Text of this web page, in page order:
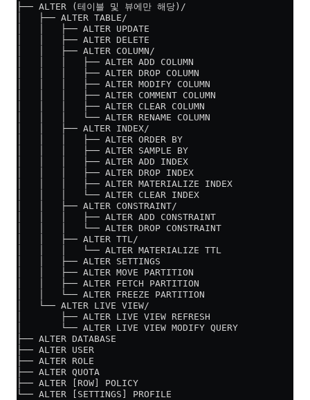
├── ALTER (테이블 및 뷰에만 해당)/
│   ├── ALTER TABLE/
│   │   ├── ALTER UPDATE
│   │   ├── ALTER DELETE
│   │   ├── ALTER COLUMN/
│   │   │   ├── ALTER ADD COLUMN
│   │   │   ├── ALTER DROP COLUMN
│   │   │   ├── ALTER MODIFY COLUMN
│   │   │   ├── ALTER COMMENT COLUMN
│   │   │   ├── ALTER CLEAR COLUMN
│   │   │   └── ALTER RENAME COLUMN
│   │   ├── ALTER INDEX/
│   │   │   ├── ALTER ORDER BY
│   │   │   ├── ALTER SAMPLE BY
│   │   │   ├── ALTER ADD INDEX
│   │   │   ├── ALTER DROP INDEX
│   │   │   ├── ALTER MATERIALIZE INDEX
│   │   │   └── ALTER CLEAR INDEX
│   │   ├── ALTER CONSTRAINT/
│   │   │   ├── ALTER ADD CONSTRAINT
│   │   │   └── ALTER DROP CONSTRAINT
│   │   ├── ALTER TTL/
│   │   │   └── ALTER MATERIALIZE TTL
│   │   ├── ALTER SETTINGS
│   │   ├── ALTER MOVE PARTITION
│   │   ├── ALTER FETCH PARTITION
│   │   └── ALTER FREEZE PARTITION
│   └── ALTER LIVE VIEW/
│       ├── ALTER LIVE VIEW REFRESH
│       └── ALTER LIVE VIEW MODIFY QUERY
├── ALTER DATABASE
├── ALTER USER
├── ALTER ROLE
├── ALTER QUOTA
├── ALTER [ROW] POLICY
└── ALTER [SETTINGS] PROFILE